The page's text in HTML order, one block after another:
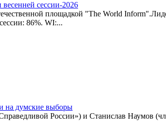
сессии-2026
площадкой "The World
86%. WI:...
на думские выборы
России») и Станислав Наумов